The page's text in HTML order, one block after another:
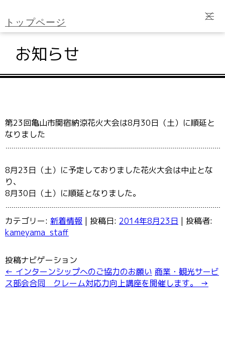
トップページ
会議所のご案内
ご入会案内
経営相談
検定試験
各種共済制度
各種書類のダウンロード
お問い合わせ
お知らせ
第23回亀山市関宿納涼花火大会は8月30日（土）に順延と
なりました
8月23日（土）に予定しておりました花火大会は中止とな
り、
8月30日（土）に順延となりました。
カテゴリー: 新着情報 | 投稿日: 2014年8月23日 | 投稿者:
kameyama_staff
投稿ナビゲーション
← インターンシップへのご協力のお願い 商業・観光サービ
ス部会合同 クレーム対応力向上講座を開催します。 →